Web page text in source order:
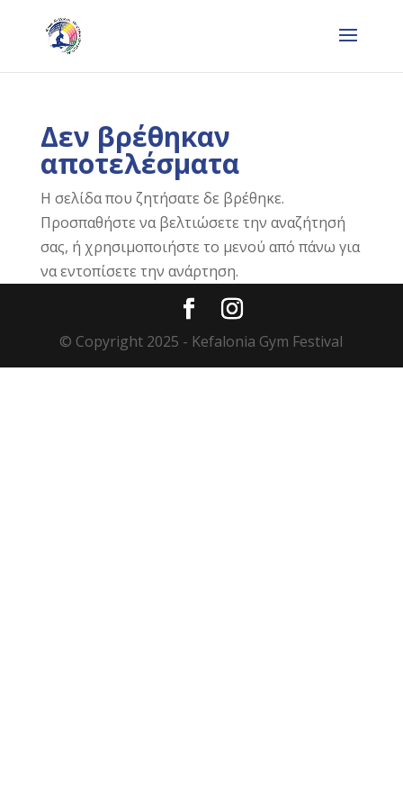
Δεν βρέθηκαν
αποτελέσματα
Η σελίδα που ζητήσατε δε βρέθηκε.
Προσπαθήστε να βελτιώσετε την αναζήτησή
σας, ή χρησιμοποιήστε το μενού από πάνω για
να εντοπίσετε την ανάρτηση.
© Copyright 2025 - Kefalonia Gym Festival